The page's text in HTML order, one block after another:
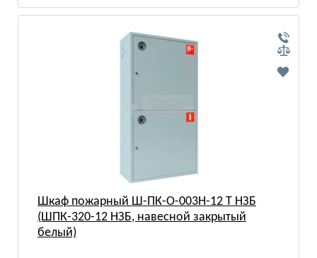
Шкаф пожарный Ш-ПК-О-003Н-12 Т НЗБ
(ШПК-320-12 НЗБ, навесной закрытый
белый)